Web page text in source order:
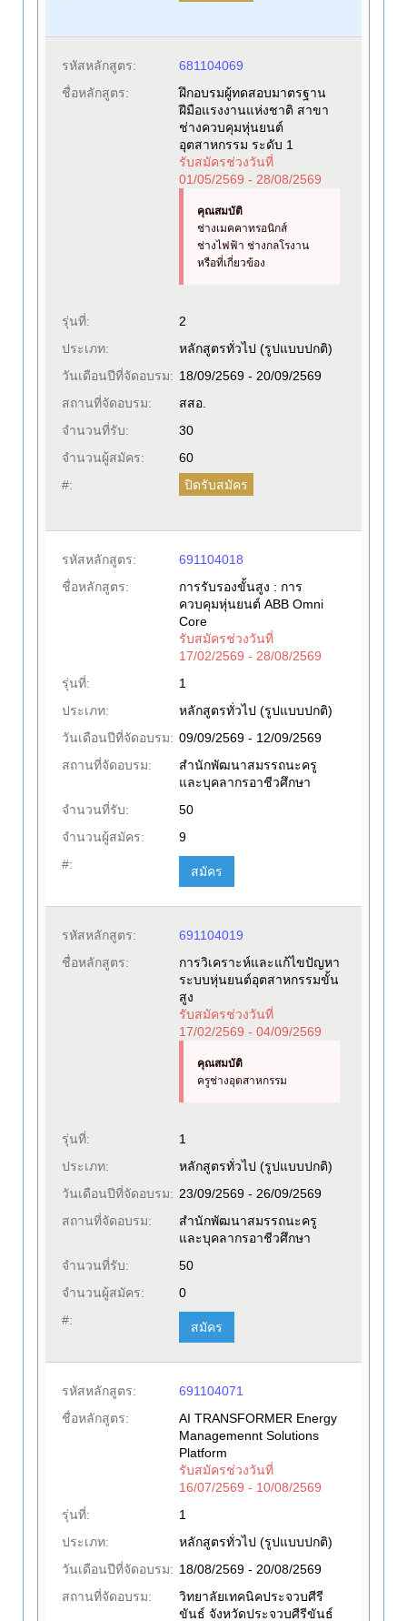
รหัสหลักสูตร:
681104069
ชื่อหลักสูตร:
ฝึกอบรมผู้ทดสอบมาตรฐาน
ฝีมือแรงงานแห่งชาติ สาขา
ช่างควบคุมหุ่นยนต์
อุตสาหกรรม ระดับ 1
รับสมัครช่วงวันที่
01/05/2569 - 28/08/2569
คุณสมบัติ
ช่างเมคคาทรอนิกส์
ช่างไฟฟ้า ช่างกลโรงาน
หรือที่เกี่ยวข้อง
รุ่นที่:
2
ประเภท:
หลักสูตรทั่วไป (รูปแบบปกติ)
วันเดือนปีที่จัดอบรม: 18/09/2569 - 20/09/2569
สถานที่จัดอบรม:
สสอ.
จำนวนที่รับ:
30
จำนวนผู้สมัคร:
60
#:
ปิดรับสมัคร
รหัสหลักสูตร:
691104018
ชื่อหลักสูตร:
การรับรองขั้นสูง : การ
ควบคุมหุ่นยนต์ ABB Omni
Core
รับสมัครช่วงวันที่
17/02/2569 - 28/08/2569
รุ่นที่:
1
ประเภท:
หลักสูตรทั่วไป (รูปแบบปกติ)
วันเดือนปีที่จัดอบรม: 09/09/2569 - 12/09/2569
สถานที่จัดอบรม:
สำนักพัฒนาสมรรถนะครู
และบุคลากรอาชีวศึกษา
จำนวนที่รับ:
50
จำนวนผู้สมัคร:
9
#:
สมัคร
รหัสหลักสูตร:
691104019
ชื่อหลักสูตร:
การวิเคราะห์และแก้ไขปัญหา
ระบบหุ่นยนต์อุตสาหกรรมขั้น
สูง
รับสมัครช่วงวันที่
17/02/2569 - 04/09/2569
คุณสมบัติ
ครูช่างอุตสาหกรรม
รุ่นที่:
1
ประเภท:
หลักสูตรทั่วไป (รูปแบบปกติ)
วันเดือนปีที่จัดอบรม: 23/09/2569 - 26/09/2569
สถานที่จัดอบรม:
สำนักพัฒนาสมรรถนะครู
และบุคลากรอาชีวศึกษา
จำนวนที่รับ:
50
จำนวนผู้สมัคร:
0
#:
สมัคร
รหัสหลักสูตร:
691104071
ชื่อหลักสูตร:
AI TRANSFORMER Energy
Managemennt Solutions
Platform
รับสมัครช่วงวันที่
16/07/2569 - 10/08/2569
รุ่นที่:
1
ประเภท:
หลักสูตรทั่วไป (รูปแบบปกติ)
วันเดือนปีที่จัดอบรม: 18/08/2569 - 20/08/2569
สถานที่จัดอบรม:
วิทยาลัยเทคนิคประจวบศีรี
ขันธ์ จังหวัดประจวบศีรีขันธ์